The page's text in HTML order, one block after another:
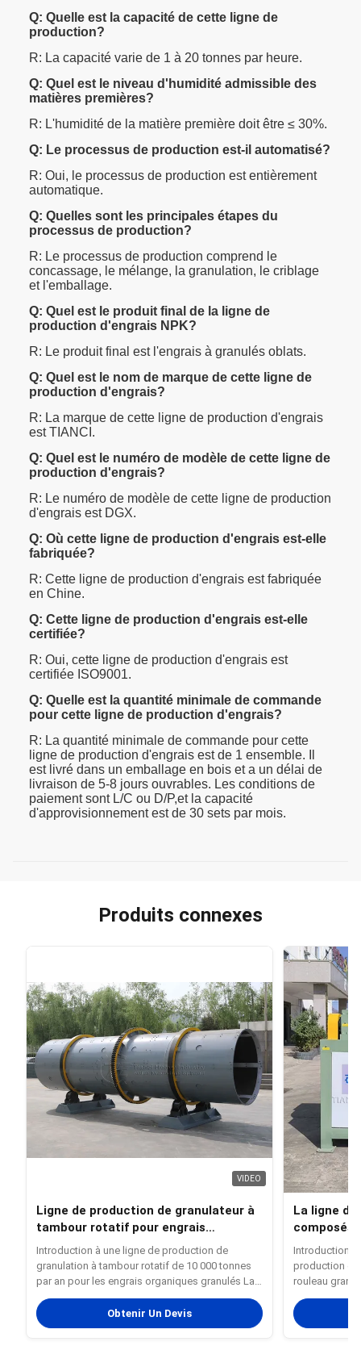
Q: Quelle est la capacité de cette ligne de
production?
R: La capacité varie de 1 à 20 tonnes par heure.
Q: Quel est le niveau d'humidité admissible des
matières premières?
R: L'humidité de la matière première doit être ≤ 30%.
Q: Le processus de production est-il automatisé?
R: Oui, le processus de production est entièrement
automatique.
Q: Quelles sont les principales étapes du
processus de production?
R: Le processus de production comprend le
concassage, le mélange, la granulation, le criblage
et l'emballage.
Q: Quel est le produit final de la ligne de
production d'engrais NPK?
R: Le produit final est l'engrais à granulés oblats.
Q: Quel est le nom de marque de cette ligne de
production d'engrais?
R: La marque de cette ligne de production d'engrais
est TIANCI.
Q: Quel est le numéro de modèle de cette ligne de
production d'engrais?
R: Le numéro de modèle de cette ligne de production
d'engrais est DGX.
Q: Où cette ligne de production d'engrais est-elle
fabriquée?
R: Cette ligne de production d'engrais est fabriquée
en Chine.
Q: Cette ligne de production d'engrais est-elle
certifiée?
R: Oui, cette ligne de production d'engrais est
certifiée ISO9001.
Q: Quelle est la quantité minimale de commande
pour cette ligne de production d'engrais?
R: La quantité minimale de commande pour cette
ligne de production d'engrais est de 1 ensemble. Il
est livré dans un emballage en bois et a un délai de
livraison de 5-8 jours ouvrables. Les conditions de
paiement sont L/C ou D/P,et la capacité
d'approvisionnement est de 30 sets par mois.
Produits connexes
VIDEO
Ligne de production de granulateur à
tambour rotatif pour engrais
organique avec équipement intégré et
capacité de production de 10 000
tonnes par an
Introduction à une ligne de production de
granulation à tambour rotatif de 10 000 tonnes
par an pour les engrais organiques granulés La
ligne de production de granulés d'engrais
organiques de 10 000 tonnes par an est une
ligne de production standardisée et automatisée
Obtenir Un Devis
La ligne
composés
Introduction
production
rouleau
et
matières
que NPK,